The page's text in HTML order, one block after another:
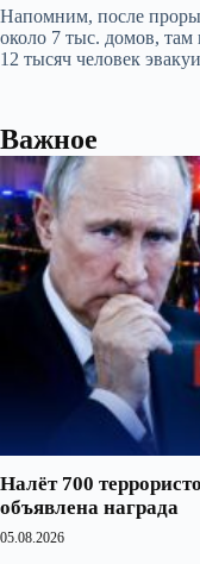
Напомним, после
около 7 тыс. домов,
12 тысяч человек
Важное
Налёт 700
объявлена награда
05.08.2026